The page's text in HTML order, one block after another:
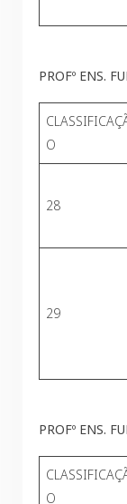
PROFº ENS.
O
28
29
PROFº ENS.
O